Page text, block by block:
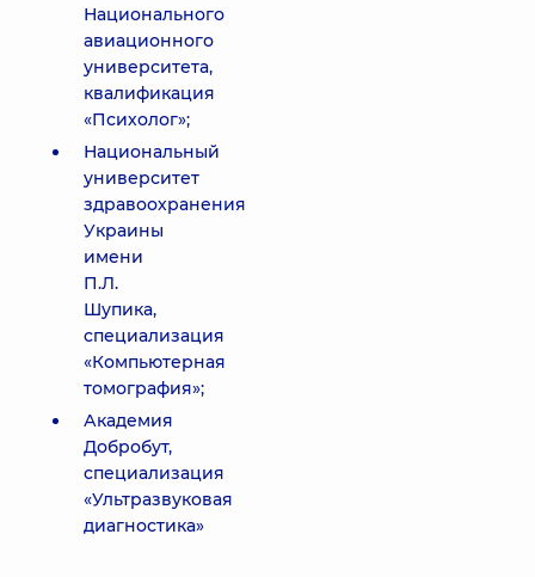
Национального
авиационного
университета,
квалификация
«Психолог»;
Национальный
университет
здравоохранения
Украины
имени
П.Л.
Шупика,
специализация
«Компьютерная
томография»;
Академия
Добробут,
специализация
«Ультразвуковая
диагностика»